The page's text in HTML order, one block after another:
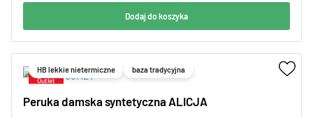
Dodaj do koszyka
HB lekkie nietermiczne baza tradycyjna
Peruka damska syntetyczna ALICJA